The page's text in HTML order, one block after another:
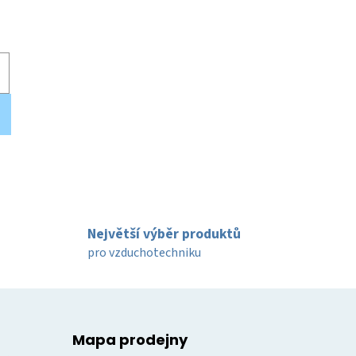
Největší výběr produktů
pro vzduchotechniku
Mapa prodejny